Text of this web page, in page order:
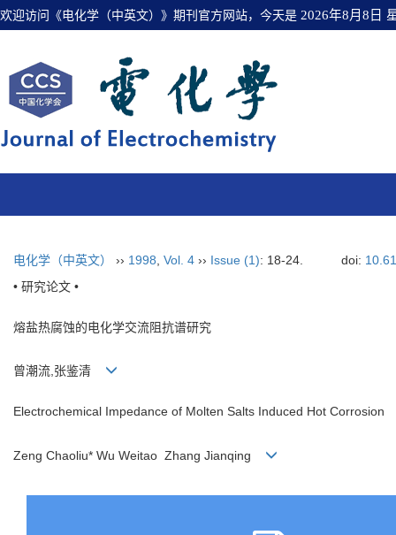
欢迎访问《电化学（中英文）》期刊官方网站，今天是 2026年8月8日
电化学（中英文） ›› 1998 Vol. 4 ›› Issue (1): 18-24. doi:
• 研究论文 •
熔盐热腐蚀的电化学交流阻抗谱研究
曾潮流,张鉴清
Electrochemical Impedance of Molten Salts Induced Hot Corrosion
Zeng Chaoliu* Wu Weitao Zhang Jianqing